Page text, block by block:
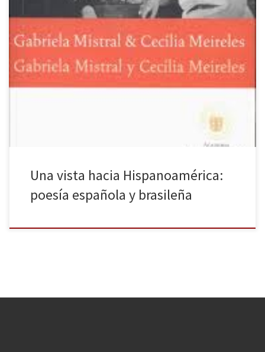
Ya he señalado en cierta ocasión que algunos libros son todo un
hallazgo. Aunque aquí, más bien, sería un redescubrimiento. Me
ha ocurrido con el libro Gabriela Mistral y Cecilia Meireles: poemas
Una vista hacia Hispanoamérica:
poesía española y brasileña